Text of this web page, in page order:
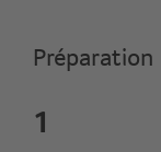
Préparation
1